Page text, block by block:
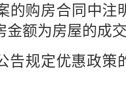
的购房合同中注
金额为房屋的成
告规定优惠政策